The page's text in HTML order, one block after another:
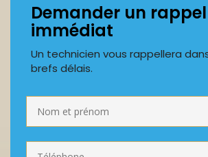
Demander un rappel
immédiat
Un technicien vous rappellera
brefs délais.